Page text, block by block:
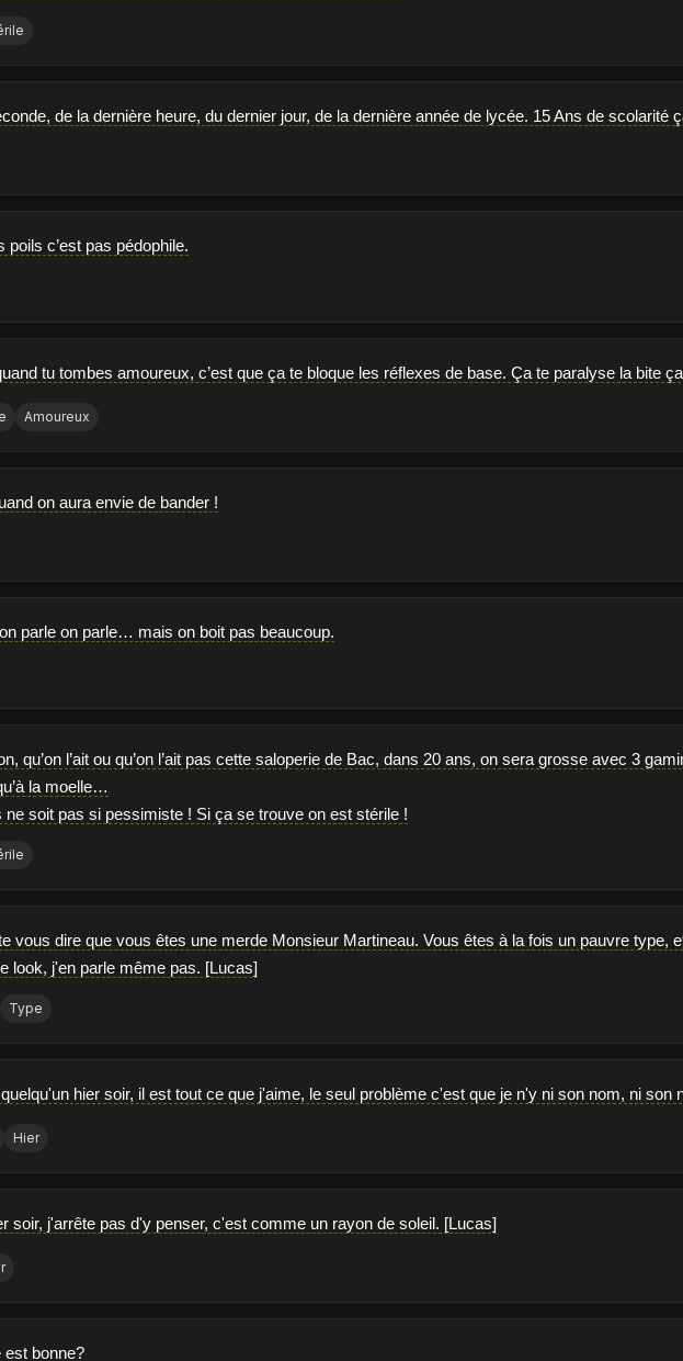
de la dernière heure, du dernier jour, de la dernière année de lycée. 15 Ans de scolarité
poils c’est pas pédophile.
tu tombes amoureux, c’est que ça te bloque les réflexes de base. Ça te paralyse la bite
Amoureux
on aura envie de bander !
parle on parle… mais on boit pas beaucoup.
qu’on l’ait ou qu’on l’ait pas cette saloperie de Bac, dans 20 ans, on sera grosse avec 3
la moelle…
ne soit pas si pessimiste ! Si ça se trouve on est stérile !
vous dire que vous êtes une merde Monsieur Martineau. Vous êtes à la fois un pauvre type,
look, j'en parle même pas. [Lucas]
Type
hier soir, il est tout ce que j'aime, le seul problème c'est que je n'y ni son nom, ni son
Hier
soir, j'arrête pas d'y penser, c'est comme un rayon de soleil. [Lucas]
est bonne?